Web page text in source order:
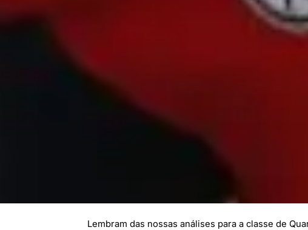
Lembram das nossas análises para a classe de